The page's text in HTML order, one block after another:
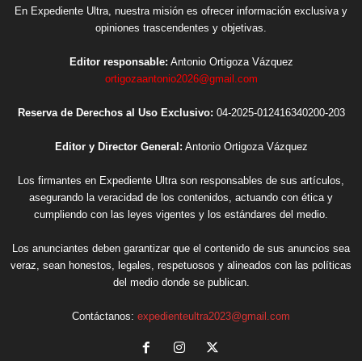
En Expediente Ultra, nuestra misión es ofrecer información exclusiva y
opiniones trascendentes y objetivas.
Editor responsable: Antonio Ortigoza Vázquez
ortigozaantonio2026@gmail.com
Reserva de Derechos al Uso Exclusivo: 04-2025-012416340200-203
Editor y Director General: Antonio Ortigoza Vázquez
Los firmantes en Expediente Ultra son responsables de sus artículos,
asegurando la veracidad de los contenidos, actuando con ética y
cumpliendo con las leyes vigentes y los estándares del medio.
Los anunciantes deben garantizar que el contenido de sus anuncios sea
veraz, sean honestos, legales, respetuosos y alineados con las políticas
del medio donde se publican.
Contáctanos: expedienteultra2023@gmail.com